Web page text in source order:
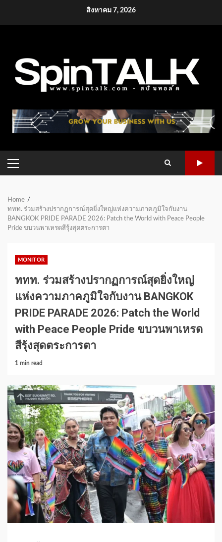
สิงหาคม 7, 2026
PRIMARY
MENU
Home
ททท. ร่วมสร้างปรากฏการณ์สุดยิ่งใหญ่แห่งความภาคภูมิใจกับงาน
BANGKOK PRIDE PARADE 2026: Patch the World with Peace People
Pride ขบวนพาเหรดสีรุ้งสุดตระการตา
MONITOR
ททท. ร่วมสร้างปรากฏการณ์สุดยิ่งใหญ่
แห่งความภาคภูมิใจกับงาน BANGKOK
PRIDE PARADE 2026: Patch the World
with Peace People Pride ขบวนพาเหรด
สีรุ้งสุดตระการตา
1 min read